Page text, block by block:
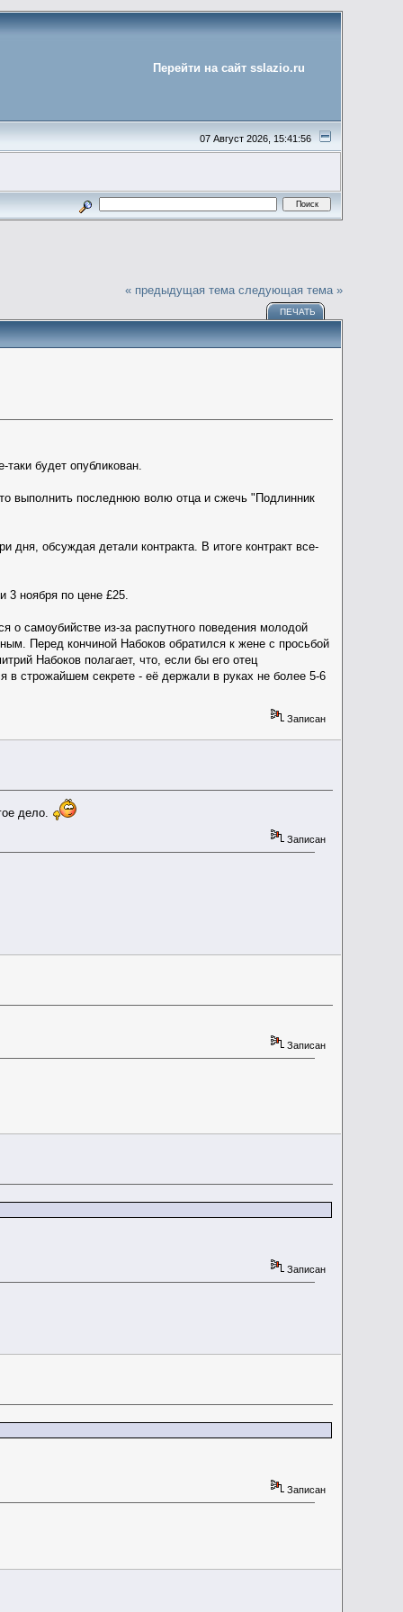
Перейти на сайт sslazio.ru
07 Август 2026, 15:41:56
« предыдущая тема следующая тема »
ПЕЧАТЬ
будет опубликован.
выполнить последнюю волю отца и сжечь "Подлинник
обсуждая детали контракта. В итоге контракт все-
3 ноября по цене £25.
о самоубийстве из-за распутного поведения молодой
Перед кончиной Набоков обратился к жене с просьбой
Набоков полагает, что, если бы его отец
в строжайшем секрете - её держали в руках не более 5-6
Записан
дело.
Записан
Записан
Записан
Записан